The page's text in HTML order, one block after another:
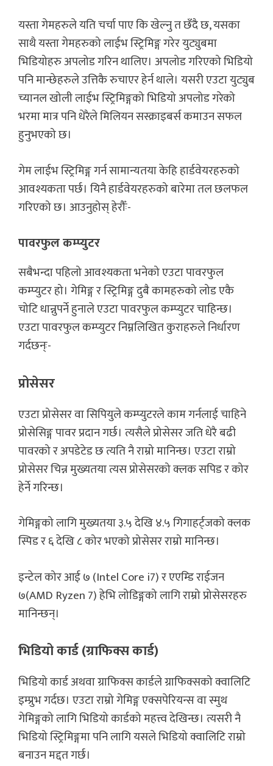
यस्ता गेमहरुले यति चर्चा पाए कि खेल्नु त छँदै छ, यसका
साथै यस्ता गेमहरुको लाईभ स्ट्रिमिङ्ग गरेर युट्युबमा
भिडियोहरु अपलोड गरिन थालिए। अपलोड गरिएको भिडियो
पनि मान्छेहरुले उत्तिकै रुचाएर हेर्न थाले। यसरी एउटा युट्युब
च्यानल खोली लाईभ स्ट्रिमिङ्गको भिडियो अपलोड गरेको
भरमा मात्र पनि धेरैले मिलियन सस्क्राइबर्स कमाउन सफल
हुनुभएको छ।
गेम लाईभ स्ट्रिमिङ्ग गर्न सामान्यतया केहि हार्डवेयरहरुको
आवश्यकता पर्छ। यिनै हार्डवेयरहरुको बारेमा तल छलफल
गरिएको छ। आउनुहोस् हेरौँः-
पावरफुल कम्प्युटर
सबैभन्दा पहिलो आवश्यकता भनेको एउटा पावरफुल
कम्प्युटर हो। गेमिङ्ग र स्ट्रिमिङ्ग दुबै कामहरुको लोड एकै
चोटि धान्नुपर्ने हुनाले एउटा पावरफुल कम्प्युटर चाहिन्छ।
एउटा पावरफुल कम्प्युटर निम्नलिखित कुराहरुले निर्धारण
गर्दछन्ः-
प्रोसेसर
एउटा प्रोसेसर वा सिपियुले कम्प्युटरले काम गर्नलाई चाहिने
प्रोसेसिङ्ग पावर प्रदान गर्छ। त्यसैले प्रोसेसर जति धेरै बढी
पावरको र अपडेटेड छ त्यति नै राम्रो मानिन्छ। एउटा राम्रो
प्रोसेसर चिन्न मुख्यतया त्यस प्रोसेसरको क्लक सपिड र कोर
हेर्ने गरिन्छ।
गेमिङ्गको लागि मुख्यतया ३.५ देखि ४.५ गिगाहर्ट्जको क्लक
स्पिड र ६ देखि ८ कोर भएको प्रोसेसर राम्रो मानिन्छ।
इन्टेल कोर आई ७ (Intel Core i7) र एएम्डि राईजन
७(AMD Ryzen 7) हेभि लोडिङ्गको लागि राम्रो प्रोसेसरहरु
मानिन्छन्।
भिडियो कार्ड (ग्राफिक्स कार्ड)
भिडियो कार्ड अथवा ग्राफिक्स कार्डले ग्राफिक्सको क्वालिटि
इम्प्रुभ गर्दछ। एउटा राम्रो गेमिङ्ग एक्सपेरियन्स वा स्मुथ
गेमिङ्गको लागि भिडियो कार्डको महत्त्व देखिन्छ। त्यसरी नै
भिडियो स्ट्रिमिङ्गमा पनि लागि यसले भिडियो क्वालिटि राम्रो
बनाउन मद्दत गर्छ।